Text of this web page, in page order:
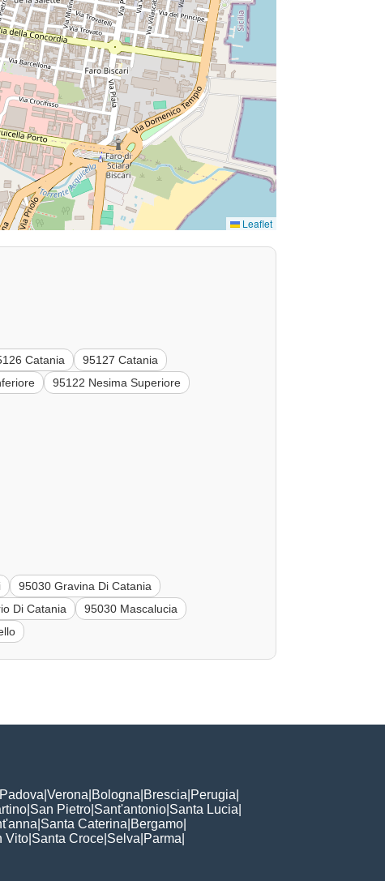
Leaflet
Catania
95127 Catania
95122 Nesima Superiore
95030 Gravina Di Catania
Di Catania
95030 Mascalucia
Padova Verona Bologna Brescia Perugia
San Pietro Sant'antonio Santa Lucia
Santa Caterina Bergamo
Vito Santa Croce Selva Parma